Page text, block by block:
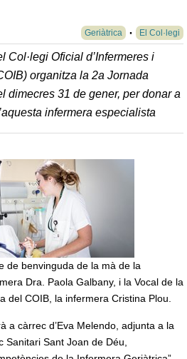
Geriàtrica
El Col·legi
Col·legi Oficial d’Infermeres i
organitza la 2a Jornada
dimecres 31 de gener, per donar a
infermera especialista
de benvinguda de la mà de la
Dra. Paola Galbany, i la Vocal de la
del COIB, la infermera Cristina Plou.
a càrrec d’Eva Melendo, adjunta a la
Sanitari Sant Joan de Déu,